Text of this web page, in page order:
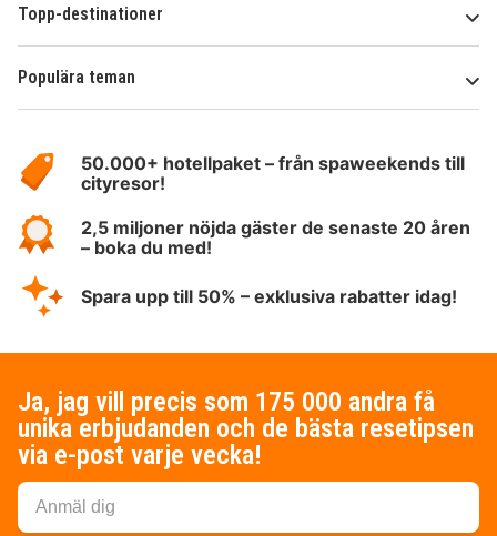
Topp-destinationer
Populära teman
HotelSpecials50.000+ hotellpaket – från spaweekends till
cityresor!
2,5 miljoner nöjda gäster de senaste 20 åren
– boka du med!
Spara upp till 50% – exklusiva rabatter idag!
Ja, jag vill precis som 175 000 andra få
unika erbjudanden och de bästa resetipsen
via e-post varje vecka!